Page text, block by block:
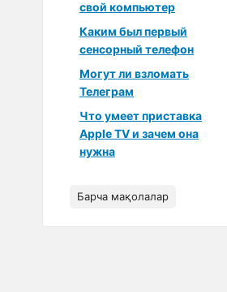
свой компьютер
Каким был первый
сенсорный телефон
Могут ли взломать
Телеграм
Что умеет приставка
Apple TV и зачем она
нужна
Барча мақолалар